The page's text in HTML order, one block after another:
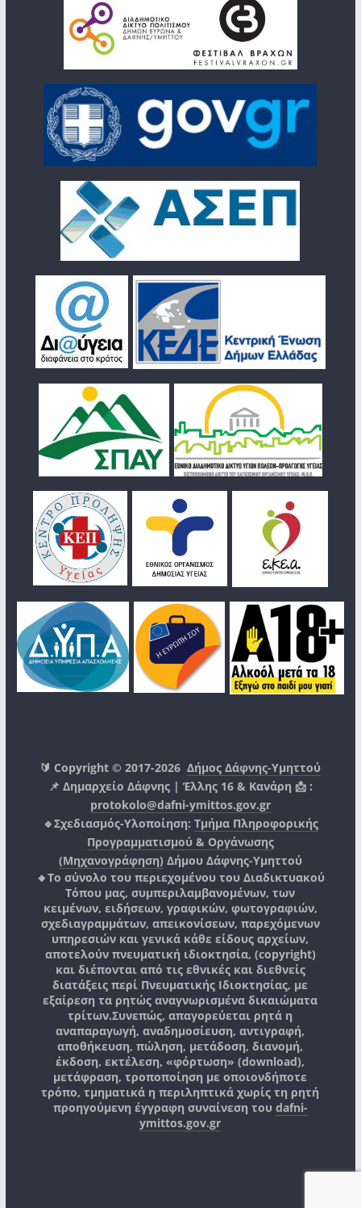
🔰 Copyright © 2017-2026Δήμος Δάφνης-Υμηττού
📌 Δημαρχείο Δάφνης | Έλλης 16 & Κανάρη 📩 :
protokolo@dafni-ymittos.gov.gr
🔹Σχεδιασμός-Υλοποίηση: Τμήμα Πληροφορικής
Προγραμματισμού & Οργάνωσης
(Μηχανογράφηση) Δήμου Δάφνης-Υμηττού
🔸Το σύνολο του περιεχομένου του Διαδικτυακού
Τόπου μας, συμπεριλαμβανομένων, των
κειμένων, ειδήσεων, γραφικών, φωτογραφιών,
σχεδιαγραμμάτων, απεικονίσεων, παρεχόμενων
υπηρεσιών και γενικά κάθε είδους αρχείων,
αποτελούν πνευματική ιδιοκτησία, (copyright)
και διέπονται από τις εθνικές και διεθνείς
διατάξεις περί Πνευματικής Ιδιοκτησίας, με
εξαίρεση τα ρητώς αναγνωρισμένα δικαιώματα
τρίτων.Συνεπώς, απαγορεύεται ρητά η
αναπαραγωγή, αναδημοσίευση, αντιγραφή,
αποθήκευση, πώληση, μετάδοση, διανομή,
έκδοση, εκτέλεση, «φόρτωση» (download),
μετάφραση, τροποποίηση με οποιονδήποτε
τρόπο, τμηματικά η περιληπτικά χωρίς τη ρητή
προηγούμενη έγγραφη συναίνεση του dafni-
ymittos.gov.gr